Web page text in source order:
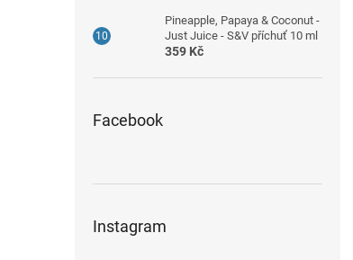
Pineapple, Papaya & Coconut -
Just Juice - S&V příchuť 10 ml
359 Kč
Facebook
Instagram